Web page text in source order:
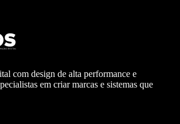
com design de alta performance e
em criar marcas e sistemas que